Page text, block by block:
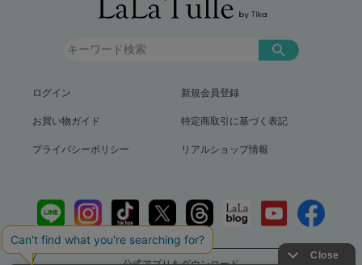
ログイン 新規会員登録
お買い物ガイド 特定商取引に基づく表記
プライバシーポリシー リアルショップ情報